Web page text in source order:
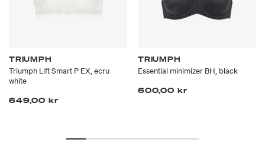
TRIUMPH
Triumph Lift Smart P EX, ecru
white
649,00 kr
TRIUMPH
Essential minimizer BH, black
600,00 kr